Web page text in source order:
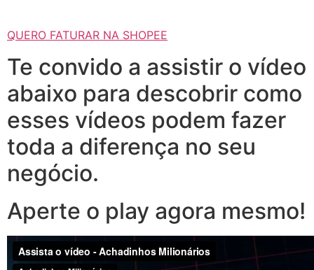
QUERO FATURAR NA SHOPEE
Te convido a assistir o vídeo
abaixo para descobrir como
esses vídeos podem fazer
toda a diferença no seu
negócio.
Aperte o play agora mesmo!